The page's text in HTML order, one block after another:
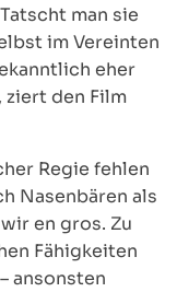
man sie
im Vereinten
eher
den Film
Regie fehlen
Nasenbären als
en gros. Zu
Fähigkeiten
ansonsten